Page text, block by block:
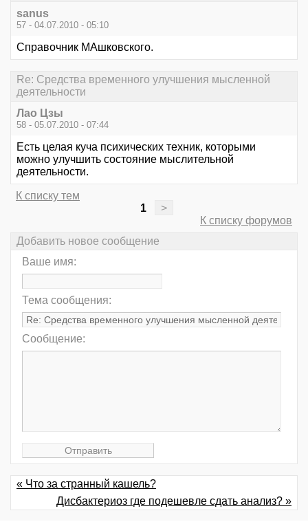
sanus
57 - 04.07.2010 - 05:10
Справочник МАшковского.
Re: Средства временного улучшения мысленной
деятельности
Лао Цзы
58 - 05.07.2010 - 07:44
Есть целая куча психических техник, которыми
можно улучшить состояние мыслительной
деятельности.
К списку тем
1
>
К списку форумов
Добавить новое сообщение
Ваше имя:
Тема сообщения:
Сообщение:
« Что за странный кашель?
Дисбактериоз где подешевле сдать анализ? »